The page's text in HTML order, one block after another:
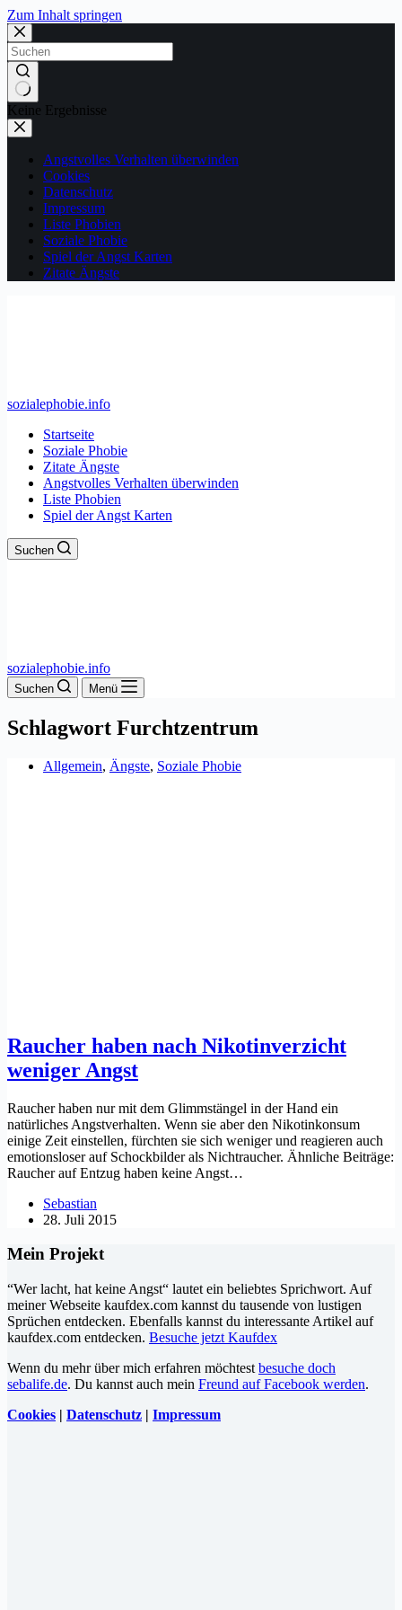
Zum Inhalt springen
Keine Ergebnisse
Angstvolles Verhalten überwinden
Cookies
Datenschutz
Impressum
Liste Phobien
Soziale Phobie
Spiel der Angst Karten
Zitate Ängste
sozialephobie.info
Startseite
Soziale Phobie
Zitate Ängste
Angstvolles Verhalten überwinden
Liste Phobien
Spiel der Angst Karten
Suchen
sozialephobie.info
Suchen Menü
Schlagwort Furchtzentrum
Allgemein, Ängste, Soziale Phobie
Raucher haben nach Nikotinverzicht
weniger Angst
Raucher haben nur mit dem Glimmstängel in der Hand ein
natürliches Angstverhalten. Wenn sie aber den Nikotinkonsum
einige Zeit einstellen, fürchten sie sich weniger und reagieren auch
emotionsloser auf Schockbilder als Nichtraucher. Ähnliche Beiträge:
Raucher auf Entzug haben keine Angst…
Sebastian
28. Juli 2015
Mein Projekt
“Wer lacht, hat keine Angst“ lautet ein beliebtes Sprichwort. Auf
meiner Webseite kaufdex.com kannst du tausende von lustigen
Sprüchen entdecken. Ebenfalls kannst du interessante Artikel auf
kaufdex.com entdecken. Besuche jetzt Kaufdex
Wenn du mehr über mich erfahren möchtest besuche doch
sebalife.de. Du kannst auch mein Freund auf Facebook werden.
Cookies | Datenschutz | Impressum